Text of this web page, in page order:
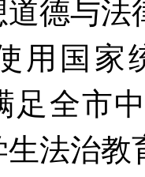
德与法
用国家
足全市
生法治教